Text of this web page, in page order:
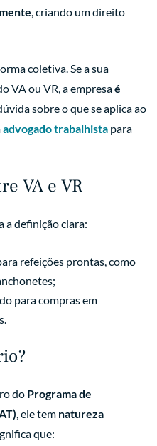
, criando um direito
coletiva. Se a sua
VA ou VR, a empresaé
sobre o que se aplica ao
advogado trabalhistapara
VA e VR
a definição clara:
refeições prontas, como
para compras em
do Programa de
, ele tem natureza
que: